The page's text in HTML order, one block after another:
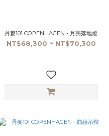
丹麥101 COPENHAGEN - 月亮落地燈
NT$68,300 ~ NT$70,300